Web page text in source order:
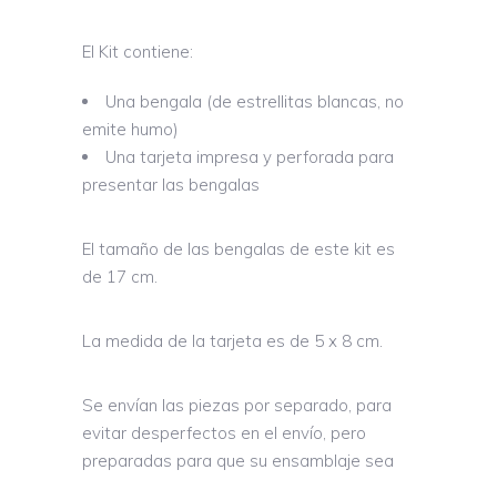
El Kit contiene:
Una bengala (de estrellitas blancas, no
emite humo)
Una tarjeta impresa y perforada para
presentar las bengalas
El tamaño de las bengalas de este kit es
de 17 cm.
La medida de la tarjeta es de 5 x 8 cm.
Se envían las piezas por separado, para
evitar desperfectos en el envío, pero
preparadas para que su ensamblaje sea